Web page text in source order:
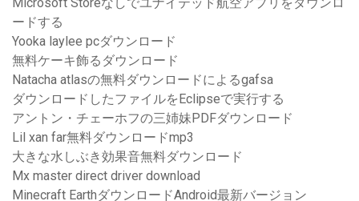
Microsoft Storeなしでユナイテッド航空アプリをダウンロ
ードする
Yooka laylee pcダウンロード
無料ケーキ飾るダウンロード
Natacha atlasの無料ダウンロードによるgafsa
ダウンロードしたファイルをEclipseで実行する
アントン・チェーホフの三姉妹PDFダウンロード
Lil xan far無料ダウンロードmp3
大きな水しぶき効果音無料ダウンロード
Mx master direct driver download
Minecraft EarthダウンロードAndroid最新バージョン